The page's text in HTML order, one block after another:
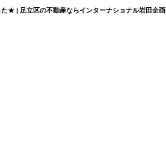
| 足立区の不動産ならインターナショナル岩田企画